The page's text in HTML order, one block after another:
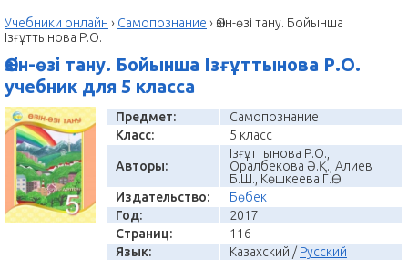
Учебники онлайн › Самопознание › Өзін-өзі тану. Бойынша
Ізғұттынова Р.О.
Өзін-өзі тану. Бойынша Ізғұттынова Р.О.
учебник для 5 класса
Предмет:
Самопознание
Класс:
5 класс
Авторы:
Ізғұттынова Р.О.,
Оралбекова Ә.Қ., Алиев
Б.Ш., Көшкеева Г.Ө.
Издательство:
Бөбек
Год:
2017
Страниц:
116
Язык:
Казахский / Русский